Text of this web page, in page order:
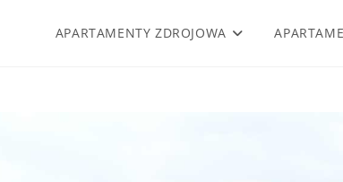
APARTAMENTY ZDROJOWA